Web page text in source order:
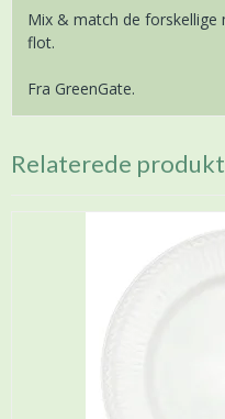
Mix & match de
flot.
Fra GreenGate.
Relaterede